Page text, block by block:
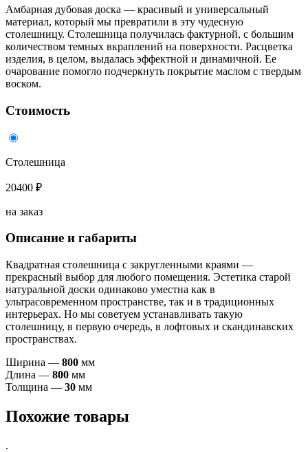
Амбарная дубовая доска — красивый и универсальный
материал, который мы превратили в эту чудесную
столешницу. Столешница получилась фактурной, с большим
количеством темных вкраплений на поверхности. Расцветка
изделия, в целом, выдалась эффектной и динамичной. Ее
очарование помогло подчеркнуть покрытие маслом с твердым
воском.
Стоимость
Столешница
20400 ₽
на заказ
Описание и габариты
Квадратная столешница с закругленными краями —
прекрасный выбор для любого помещения. Эстетика старой
натуральной доски одинаково уместна как в
ультрасовременном пространстве, так и в традиционных
интерьерах. Но мы советуем устанавливать такую
столешницу, в первую очередь, в лофтовых и скандинавских
пространствах.
Ширина — 800 мм
Длина — 800 мм
Толщина — 30 мм
Похожие товары
.